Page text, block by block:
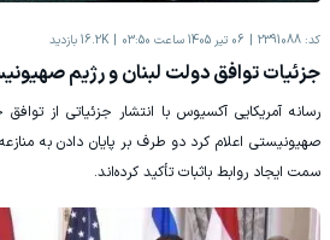
کد: 2391088 06 تیر 1405 ساعت 03:50 16.2K بازدید
جزئیات توافق دولت لبنان و رژیم
رسانه آمریکایی آکسیوس با انتشار جزئیاتی از
صهیونیستی اعلام کرد دو طرف بر پایان دادن به
سمت ایجاد روابط باثبات تأکید کرده‌اند.